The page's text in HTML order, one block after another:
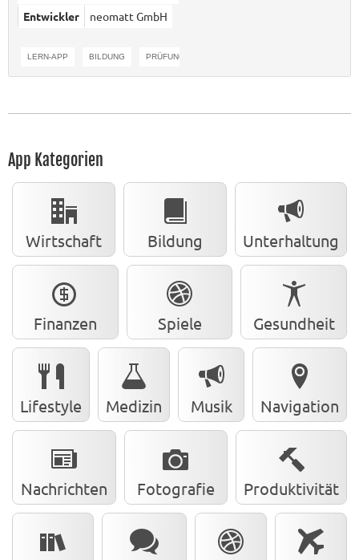
Entwickler
neomatt GmbH
LERN-APP BILDUNG PRÜFUNGSAPP
App Kategorien
Wirtschaft Bildung Unterhaltung
Finanzen Spiele Gesundheit
Lifestyle Medizin Musik Navigation
Nachrichten Fotografie Produktivität